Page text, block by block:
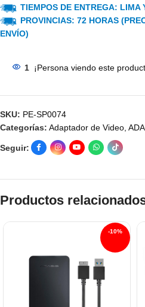
TIEMPOS DE ENTREGA: LIMA
PROVINCIAS: 72 HORAS
ENVÍO)
1 ¡Persona viendo este
SKU: PE-SP0074
Categorías: Adaptador de Video,
Seguir:
Productos
-10%